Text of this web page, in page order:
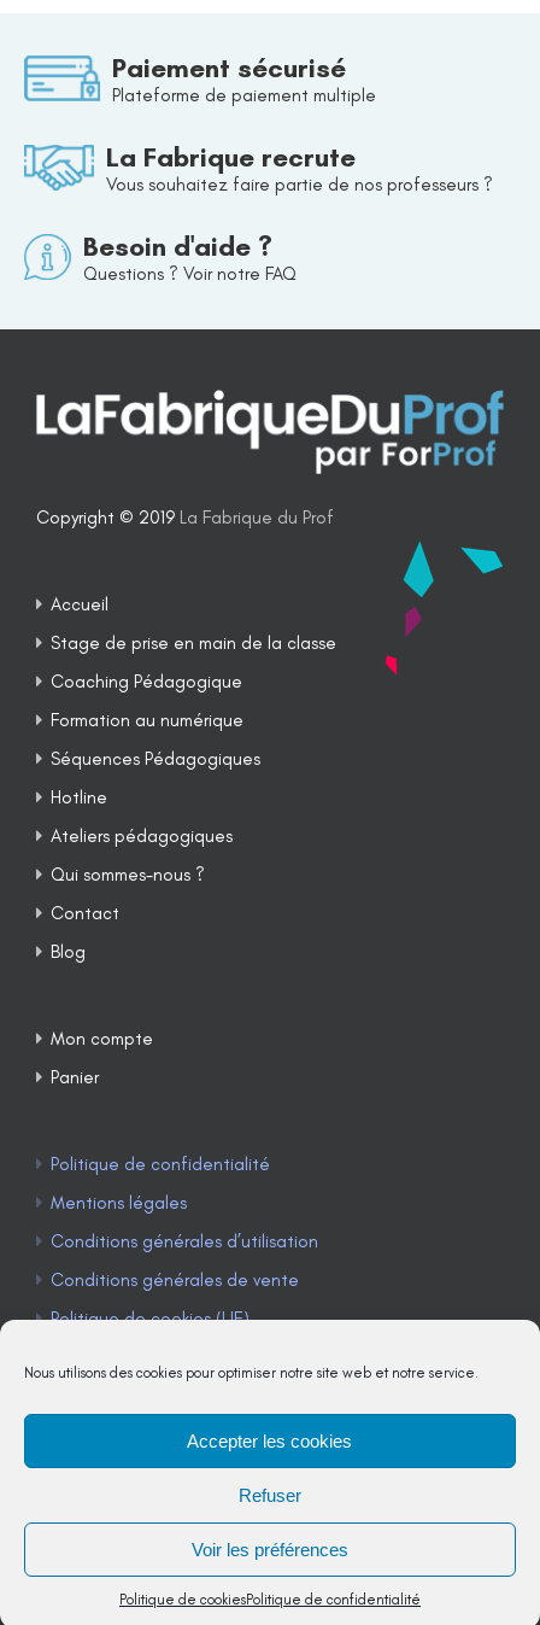
Nous utilisons des cookies pour optimiser notre site web et notre service.
Accepter les cookies
Refuser
Voir les préférences
Politique de cookiesPolitique de confidentialité
Paiement sécurisé
Plateforme de paiement multiple
La Fabrique recrute
Vous souhaitez faire partie de nos professeurs ?
Besoin d'aide ?
Questions ? Voir notre FAQ
Copyright © 2019 La Fabrique du Prof
Accueil
Stage de prise en main de la classe
Coaching Pédagogique
Formation au numérique
Séquences Pédagogiques
Hotline
Ateliers pédagogiques
Qui sommes-nous ?
Contact
Blog
Mon compte
Panier
Politique de confidentialité
Mentions légales
Conditions générales d’utilisation
Conditions générales de vente
Politique de cookies (UE)
TÉLÉPHONE : 04 90 85 22 98